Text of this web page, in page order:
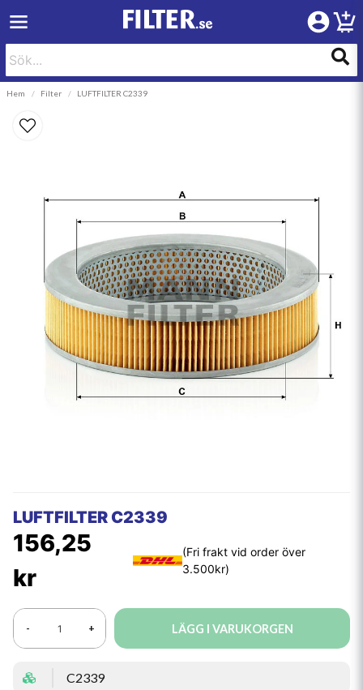
Hem Filter LUFTFILTER C2339
LUFTFILTER C2339
156,25
kr
- + LÄGG I VARUKORGEN
C2339